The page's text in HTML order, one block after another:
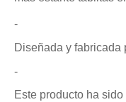
-
Diseñada y fabricada
-
Este producto ha